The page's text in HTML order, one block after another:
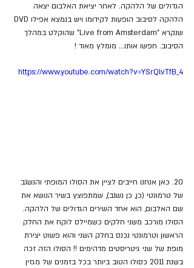
הגדולים של הלהקה. לאחר יציאת האלבום יצאה
הלהקה לסיבוב הופעות לקידומו ויש בנמצא אפילו DVD
שנקרא "Live from Amsterdam" שהוקלט במהלך
הסיבוב. חפשו אותו... מומלץ מאוד !
https://www.youtube.com/watch?v=YSrQlvTfB_4
20. כאן אנחנו חייבים לציין את הסולו המופתי והנשגב
של טרמונטי (כן, כן נשגב), שמתפוצץ בשיר הנושא את
שם האלבום, הוא אחד השירים הגדולים של הלהקה.
הסולו מורכב משני חלקים כשמיילס לוקח את החלק
הראשון וטרמונטי נכנס בחלק השני והוא פשוט יצירת
מופת של שני גיטריסטים מדהימים !! הסולו הזה זכה
בשנת 2011 כסולו הטוב ביותר בכל בזמנים של מגזין